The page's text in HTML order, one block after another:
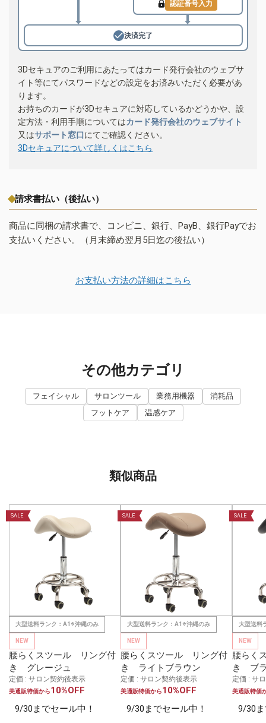
認証番号入力
決済完了
3Dセキュアのご利用にあたってはカード発行会社のウェブサ
イト等にてパスワードなどの設定をお済みいただく必要があ
ります。
お持ちのカードが3Dセキュアに対応しているかどうかや、設
定方法・利用手順についてはカード発行会社のウェブサイト
又はサポート窓口にてご確認ください。
3Dセキュアについて詳しくはこちら
請求書払い（後払い）
商品に同梱の請求書で、コンビニ、銀行、PayB、銀行Payでお
支払いください。（月末締め翌月5日迄の後払い）
お支払い方法の詳細はこちら
その他カテゴリ
フェイシャル サロンツール 業務用機器
消耗品
フットケア
温感ケア
類似商品
SALE
大型送料ランク：A1※沖縄のみ
NEW
腰らくスツール リング付
き グレージュ
定価 : サロン契約後表示
美通販特価から10%OFF
9/30までセール中！
SALE
大型送料ランク：A1※沖縄のみ
NEW
腰らくスツール リング付
き ライトブラウン
定価 : サロン契約後表示
美通販特価から10%OFF
9/30までセール中！
SALE
大型送料
NEW
腰らく
き ブ
定価 : サ
美通販特価
9/30